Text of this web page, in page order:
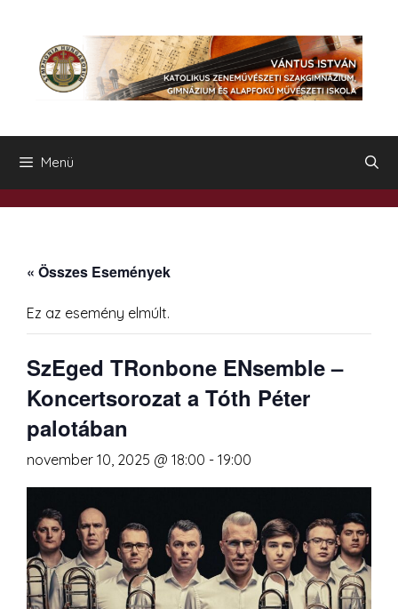
tartalomba
Menü
« Összes Események
Ez az esemény elmúlt.
SzEged TRonbone ENsemble –
Koncertsorozat a Tóth Péter
palotában
november 10, 2025 @ 18:00 - 19:00